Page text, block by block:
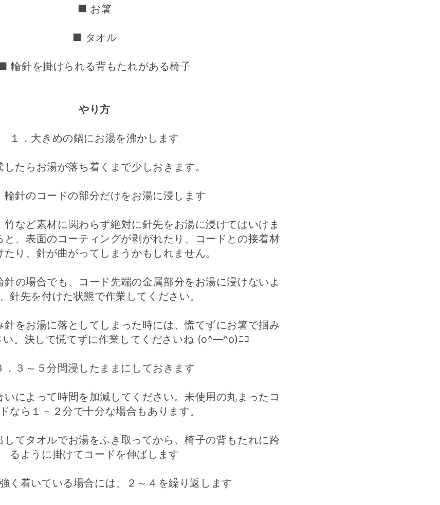
■ お箸
■ タオル
輪針を掛けられる背もたれがある椅子
やり方
１．大きめの鍋にお湯を沸かします
したらお湯が落ち着くまで少しおきます。
輪針のコードの部分だけをお湯に浸します
竹など素材に関わらず絶対に針先をお湯に浸けてはいけま
と、表面のコーティングが剥がれたり、コードとの接着材
たり、針が曲がってしまうかもしれません。
針の場合でも、コード先端の金属部分をお湯に浸けないよ
針先を付けた状態で作業してください。
針をお湯に落としてしまった時には、慌てずにお箸で掴み
い。決して慌てずに作業してくださいね (o^―^o)ﾆｺ
．３～５分間浸したままにしておきます
いによって時間を加減してください。未使用の丸まったコ
なら１－２分で十分な場合もあります。
してタオルでお湯をふき取ってから、椅子の背もたれに跨
るように掛けてコードを伸ばします
く着いている場合には、２～４を繰り返します